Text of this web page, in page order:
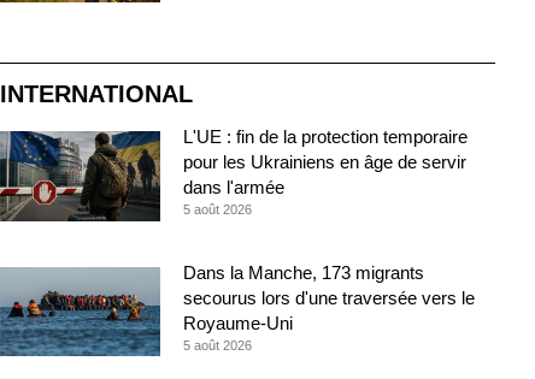
INTERNATIONAL
L'UE : fin de la protection temporaire
pour les Ukrainiens en âge de servir
dans l'armée
5 août 2026
Dans la Manche, 173 migrants
secourus lors d'une traversée vers le
Royaume-Uni
5 août 2026